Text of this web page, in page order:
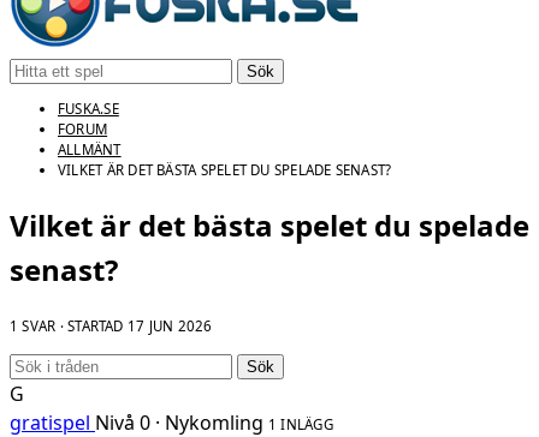
Sök
FUSKA.SE
FORUM
ALLMÄNT
VILKET ÄR DET BÄSTA SPELET DU SPELADE SENAST?
Vilket är det bästa spelet du spelade
senast?
1 SVAR · STARTAD 17 JUN 2026
Sök
G
gratispel Nivå 0 · Nykomling 1 INLÄGG